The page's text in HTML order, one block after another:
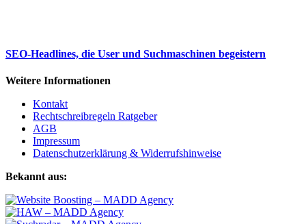
SEO-Headlines, die User und Suchmaschinen begeistern
Weitere Informationen
Kontakt
Rechtschreibregeln Ratgeber
AGB
Impressum
Datenschutzerklärung & Widerrufshinweise
Bekannt aus: